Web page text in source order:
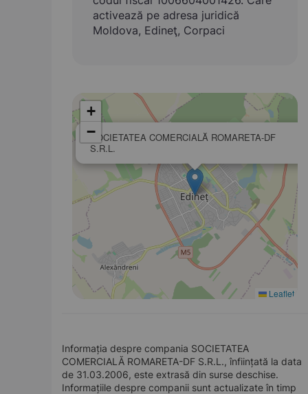
activează pe adresa juridică
Moldova, Edineţ, Corpaci
SOCIETATEA COMERCIALĂ ROMARETA-DF
S.R.L.
+
−
Leaflet
Informația despre compania SOCIETATEA
COMERCIALĂ ROMARETA-DF S.R.L., înființată la data
de 31.03.2006, este extrasă din surse deschise.
Informațiile despre companii sunt actualizate în timp